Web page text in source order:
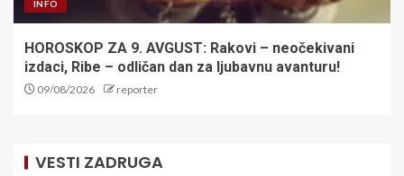
INFO
HOROSKOP ZA 9. AVGUST: Rakovi – neočekivani
izdaci, Ribe – odličan dan za ljubavnu avanturu!
09/08/2026 reporter
VESTI ZADRUGA